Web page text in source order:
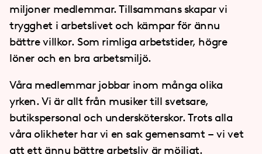
miljoner medlemmar. Tillsammans skapar vi
trygghet i arbetslivet och kämpar för ännu
bättre villkor. Som rimliga arbetstider, högre
löner och en bra arbetsmiljö.
Våra medlemmar jobbar inom många olika
yrken. Vi är allt från musiker till svetsare,
butikspersonal och undersköterskor. Trots alla
våra olikheter har vi en sak gemensamt – vi vet
att ett ännu bättre arbetsliv är möjligt.